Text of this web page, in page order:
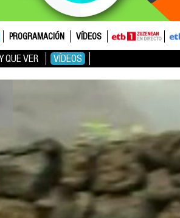
PROGRAMACIÓN VÍDEOS
QUE VER VÍDEOS